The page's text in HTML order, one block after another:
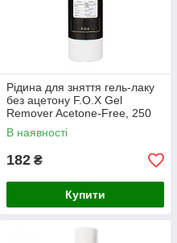
Рідина для зняття гель-лаку
без ацетону F.O.X Gel
Remover Acetone-Free, 250
мл
В наявності
182 ₴
Купити